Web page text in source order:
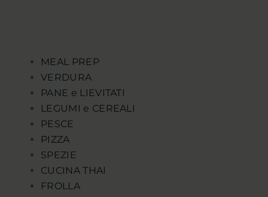
MEAL PREP
VERDURA
PANE e LIEVITATI
LEGUMI e CEREALI
PESCE
PIZZA
SPEZIE
CUCINA THAI
FROLLA